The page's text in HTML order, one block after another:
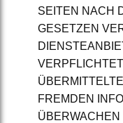
SEITEN NACH
GESETZEN
FREMDEN